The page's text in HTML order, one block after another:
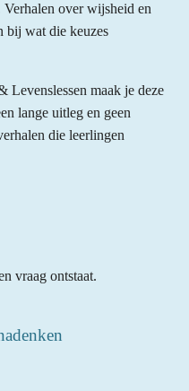
over wijsheid en
bij wat die keuzes
Levenslessen maak je deze
lange uitleg en geen
die leerlingen
vraag ontstaat.